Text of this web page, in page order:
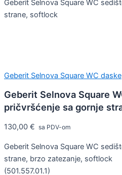
Geberit Selnova Square WC
strane, softlock
Geberit Selnova Square WC daske
Geberit Selnova Square
pričvršćenje sa gornje
130,00 € sa PDV-om
Geberit Selnova Square WC
strane, brzo zatezanje, softlock
(501.557.01.1)